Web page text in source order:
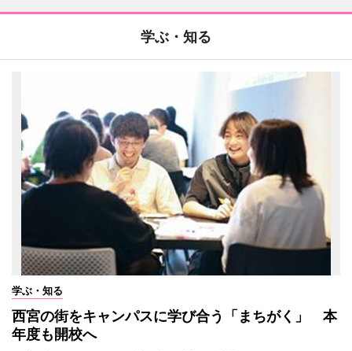
学ぶ・知る
学ぶ・知る
西宮の街をキャンパスに学び合う「まちがく」 本
年度も開校へ